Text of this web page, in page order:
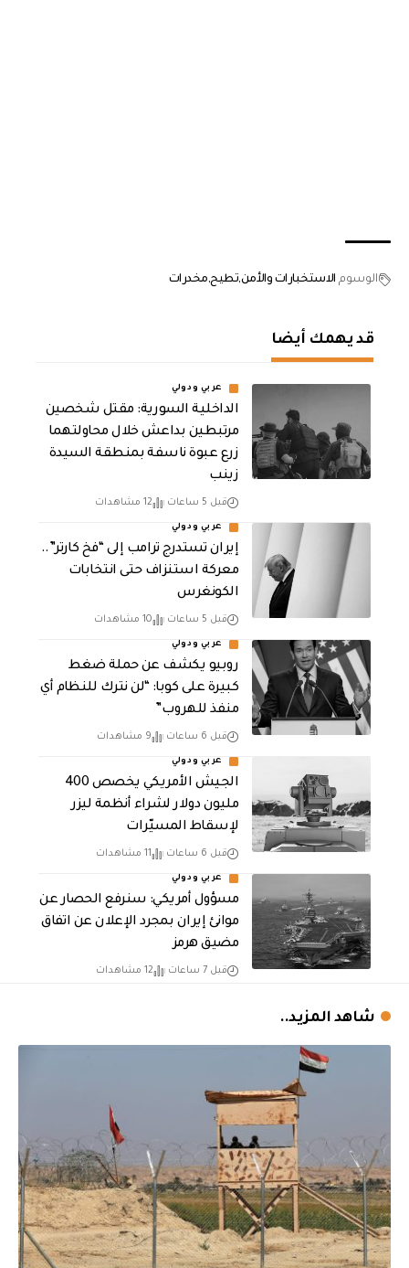
الوسوم الاستخبارات والأمنتطيح مخدرات
قد يهمك أيضا
عربي ودولي
الداخلية السورية: مقتل شخصين
مرتبطين بداعش خلال محاولتهما
زرع عبوة ناسفة بمنطقة السيدة
زينب
قبل 5 ساعات 12 مشاهدات
عربي ودولي
إيران تستدرج ترامب إلى “فخ كارتر”..
معركة استنزاف حتى انتخابات
الكونغرس
قبل 5 ساعات 10 مشاهدات
عربي ودولي
روبيو يكشف عن حملة ضغط
كبيرة على كوبا: “لن نترك للنظام أي
منفذ للهروب”
قبل 6 ساعات 9 مشاهدات
عربي ودولي
الجيش الأمريكي يخصص 400
مليون دولار لشراء أنظمة ليزر
لإسقاط المسيّرات
قبل 6 ساعات 11 مشاهدات
عربي ودولي
مسؤول أمريكي: سنرفع الحصار عن
موانئ إيران بمجرد الإعلان عن اتفاق
مضيق هرمز
قبل 7 ساعات 12 مشاهدات
شاهد المزيد..